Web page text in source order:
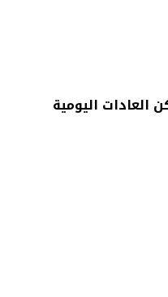
العادات اليومية